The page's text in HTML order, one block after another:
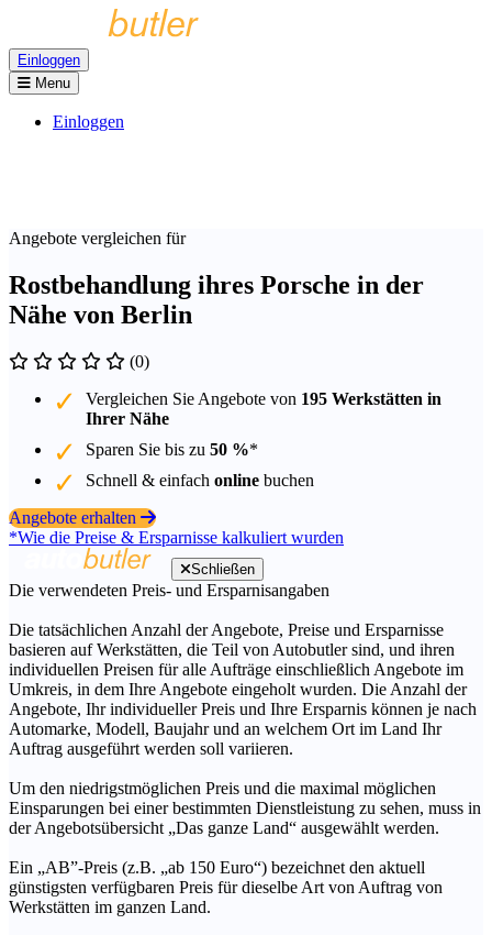
Einloggen
Menu
Einloggen
Angebote vergleichen für
Rostbehandlung ihres Porsche in der
Nähe von Berlin
(0)
Vergleichen Sie Angebote von 195 Werkstätten in
Ihrer Nähe
Sparen Sie bis zu 50 %*
Schnell & einfach online buchen
Angebote erhalten
*Wie die Preise & Ersparnisse kalkuliert wurden
Schließen
Die verwendeten Preis- und Ersparnisangaben
Die tatsächlichen Anzahl der Angebote, Preise und Ersparnisse
basieren auf Werkstätten, die Teil von Autobutler sind, und ihren
individuellen Preisen für alle Aufträge einschließlich Angebote im
Umkreis, in dem Ihre Angebote eingeholt wurden. Die Anzahl der
Angebote, Ihr individueller Preis und Ihre Ersparnis können je nach
Automarke, Modell, Baujahr und an welchem Ort im Land Ihr
Auftrag ausgeführt werden soll variieren.
Um den niedrigstmöglichen Preis und die maximal möglichen
Einsparungen bei einer bestimmten Dienstleistung zu sehen, muss in
der Angebotsübersicht „Das ganze Land“ ausgewählt werden.
Ein „AB”-Preis (z.B. „ab 150 Euro“) bezeichnet den aktuell
günstigsten verfügbaren Preis für dieselbe Art von Auftrag von
Werkstätten im ganzen Land.